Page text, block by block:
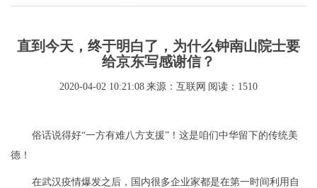
直到今天，终于明白了，为什么钟南山院士要
给京东写感谢信？
2020-04-02 10:21:08 来源：互联网 阅读：1510
俗话说得好“一方有难八方支援”！这是咱们中华留下的传统美
德！
在武汉疫情爆发之后，国内很多企业家都是在第一时间利用自